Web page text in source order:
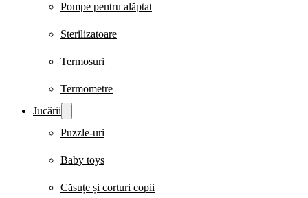
Pompe pentru alăptat
Sterilizatoare
Termosuri
Termometre
Jucării
Puzzle-uri
Baby toys
Căsuțe și corturi copii